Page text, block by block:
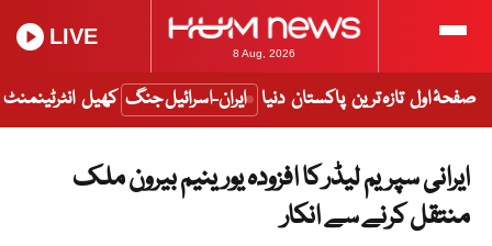
8 Aug, 2026
LIVE
صفحۂ اول تازہ ترین پاکستان دنیا ایران-اسرائیل جنگ کھیل انٹرٹینمنٹ
ایرانی سپریم لیڈر کا افزودہ یورینیم بیرون ملک
منتقل کرنے سے انکار